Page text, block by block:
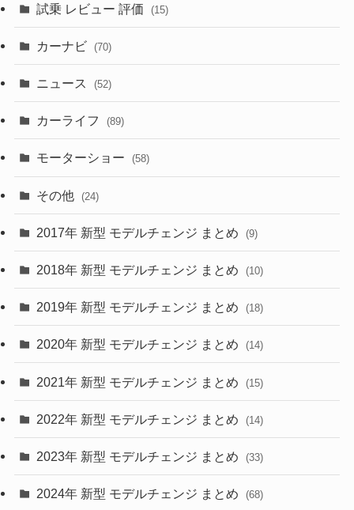
(253)
(50)
(43)
(6)
(9)
(30)
(27)
(58)
(28)
(27)
(26)
(10)
(35)
(10)
(9)
(22)
(4)
(7)
試乗 レビュー 評価 (15)
カーナビ (70)
ニュース (52)
カーライフ (89)
モーターショー (58)
その他 (24)
2017年 新型 モデルチェンジ まとめ (9)
2018年 新型 モデルチェンジ まとめ (10)
2019年 新型 モデルチェンジ まとめ (18)
2020年 新型 モデルチェンジ まとめ (14)
2021年 新型 モデルチェンジ まとめ (15)
2022年 新型 モデルチェンジ まとめ (14)
2023年 新型 モデルチェンジ まとめ (33)
2024年 新型 モデルチェンジ まとめ (68)